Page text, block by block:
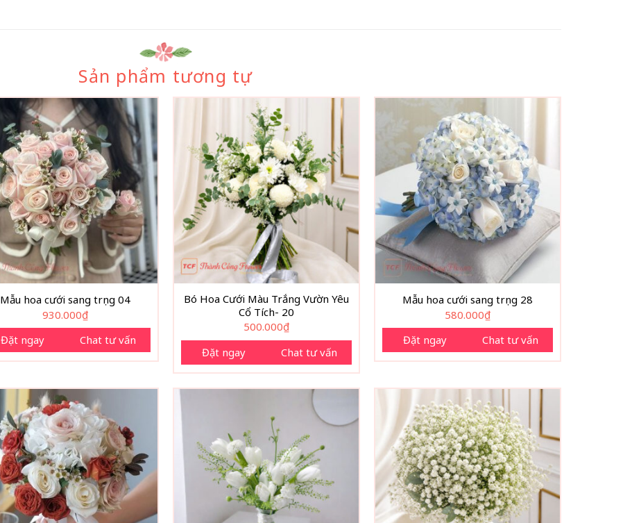
Sản phẩm tương tự
Mẫu hoa cưới sang trọng 04
930.000₫
Đặt ngay
Chat tư vấn
Bó Hoa Cưới Màu Trắng Vườn Yêu
Cổ Tích- 20
500.000₫
Đặt ngay
Chat tư vấn
Mẫu hoa cưới sang trọng 28
580.000₫
Đặt ngay
Chat tư vấn